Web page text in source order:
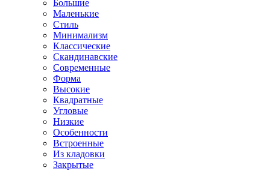
Большие
Маленькие
Стиль
Минимализм
Классические
Скандинавские
Современные
Форма
Высокие
Квадратные
Угловые
Низкие
Особенности
Встроенные
Из кладовки
Закрытые